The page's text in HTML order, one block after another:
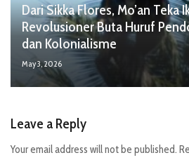
Dari Sikka Flores, Mo’an Teka
Revolusioner Buta Huruf
dan Kolonialisme
May 3, 2026
Leave a Reply
Your email address will not be published.